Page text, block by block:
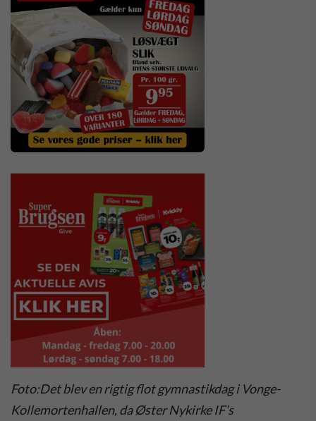
Foto:Det blev en rigtig flot gymnastikdag i Vonge-
Kollemortenhallen, da Øster Nykirke IF’s